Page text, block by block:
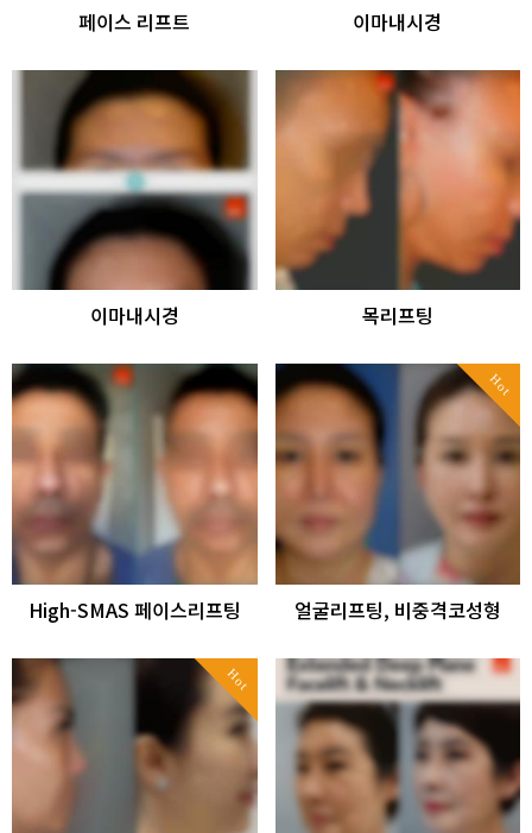
페이스 리프트 이마내시경
이마내시경 목리프팅
High-SMAS 페이스리프팅
Hot
얼굴리프팅, 비중격코성형
Hot